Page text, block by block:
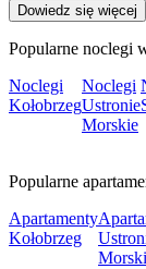
Dowiedz się więcej
Popularne noclegi
Noclegi
Kołobrzeg
Noclegi
Ustronie
Morskie
Popularne
Apartamenty
Kołobrzeg